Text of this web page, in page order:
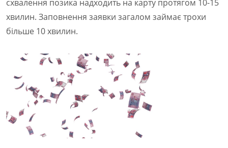
схвалення позика надходить на карту протягом 10-15
хвилин. Заповнення заявки загалом займає трохи
більше 10 хвилин.